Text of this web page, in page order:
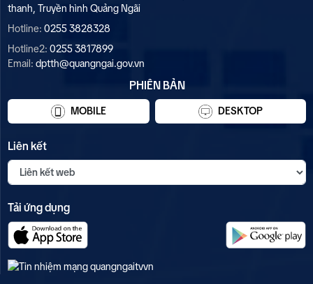
thanh, Truyền hình Quảng Ngãi
Hotline: 0255 3828328
Hotline2: 0255 3817899
Email: dptth@quangngai.gov.vn
PHIÊN BẢN
MOBILE DESKTOP
Liên kết
Tải ứng dụng